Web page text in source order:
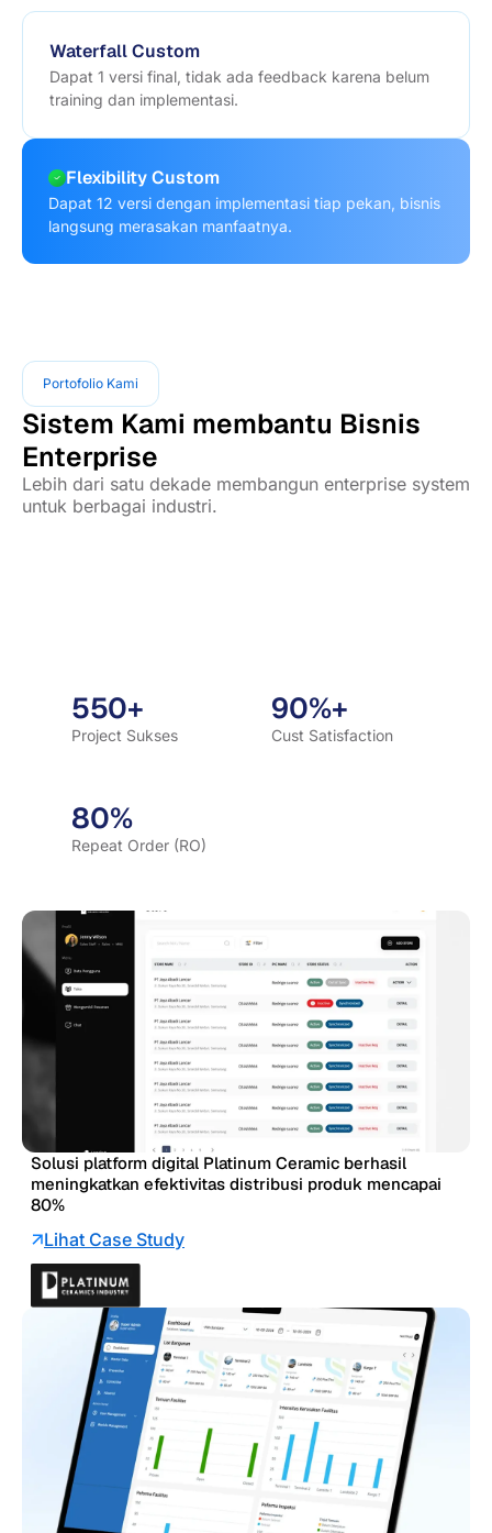
Waterfall Custom
Dapat 1 versi final, tidak ada feedback karena belum
training dan implementasi.
Flexibility Custom
Dapat 12 versi dengan implementasi tiap pekan, bisnis
langsung merasakan manfaatnya.
Portofolio Kami
Sistem Kami membantu Bisnis
Enterprise
Lebih dari satu dekade membangun enterprise system
untuk berbagai industri.
550+
Project Sukses
90%+
Cust Satisfaction
80%
Repeat Order (RO)
Solusi platform digital Platinum Ceramic berhasil
meningkatkan efektivitas distribusi produk mencapai
80%
Lihat Case Study